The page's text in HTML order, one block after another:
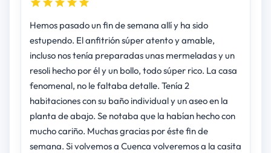
Hemos pasado un fin de semana allí y ha sido
estupendo. El anfitrión súper atento y amable,
incluso nos tenía preparadas unas mermeladas y un
resoli hecho por él y un bollo, todo súper rico. La casa
fenomenal, no le faltaba detalle. Tenía 2
habitaciones con su baño individual y un aseo en la
planta de abajo. Se notaba que la habían hecho con
mucho cariño. Muchas gracias por éste fin de
semana. Si volvemos a Cuenca volveremos a la casita